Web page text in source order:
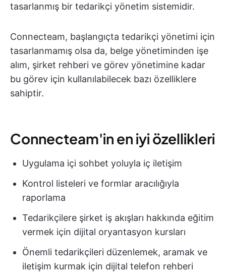
tasarlanmış bir tedarikçi yönetim sistemidir.
Connecteam, başlangıçta tedarikçi yönetimi için
tasarlanmamış olsa da, belge yönetiminden işe
alım, şirket rehberi ve görev yönetimine kadar
bu görev için kullanılabilecek bazı özelliklere
sahiptir.
Connecteam'in en iyi özellikleri
Uygulama içi sohbet yoluyla iç iletişim
Kontrol listeleri ve formlar aracılığıyla
raporlama
Tedarikçilere şirket iş akışları hakkında eğitim
vermek için dijital oryantasyon kursları
Önemli tedarikçileri düzenlemek, aramak ve
iletişim kurmak için dijital telefon rehberi